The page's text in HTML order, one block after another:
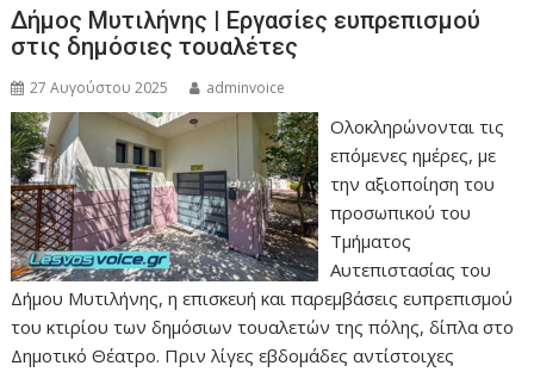
Δήμος Μυτιλήνης | Εργασίες ευπρεπισμού
στις δημόσιες τουαλέτες
27 Αυγούστου 2025 adminvoice
Ολοκληρώνονται τις
επόμενες ημέρες, με
την αξιοποίηση του
προσωπικού του
Τμήματος
Αυτεπιστασίας του
Δήμου Μυτιλήνης, η επισκευή και παρεμβάσεις ευπρεπισμού
του κτιρίου των δημόσιων τουαλετών της πόλης, δίπλα στο
Δημοτικό Θέατρο. Πριν λίγες εβδομάδες αντίστοιχες